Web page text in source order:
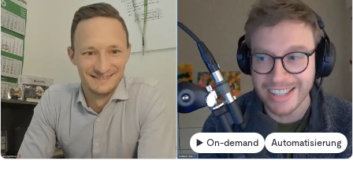
▶️ On-demand Automatisierung